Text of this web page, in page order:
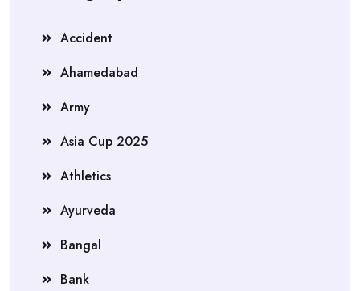
Accident
Ahamedabad
Army
Asia Cup 2025
Athletics
Ayurveda
Bangal
Bank